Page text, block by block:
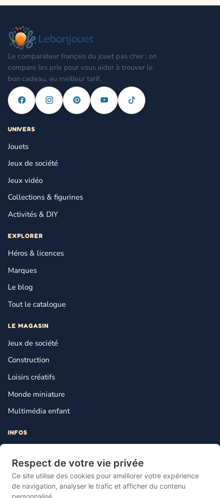
Respect de votre vie privée
Ce site utilise des cookies pour améliorer votre expérience
de navigation, analyser le trafic et afficher du contenu
personnalisé.
Le comparateur français du jouet pas cher : on
compare les prix pour vous aider à trouver le
bon cadeau, au meilleur tarif.
UNIVERS
Jouets
Jeux de société
Jeux vidéo
Collections & figurines
Activités & DIY
EXPLORER
Héros & licences
Marques
Le blog
Tout le catalogue
LE MAGASIN
Jeux de société
Construction
Loisirs créatifs
Monde miniature
Multimédia enfant
INFOS
Mentions légales
Plan du site